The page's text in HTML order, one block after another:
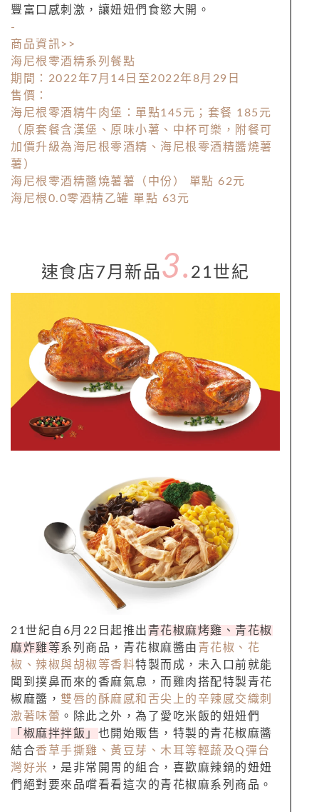
豐富口感刺激，讓妞妞們食慾大開。
-
商品資訊>>
海尼根零酒精系列餐點
期間： 2022年7 月 14 日至2022年8月 29 日
售價：
海尼根零酒精牛肉堡：單點145元；套餐 185元
（原套餐含漢堡、原味小薯、中杯可樂，
附餐可
加價升級為海尼根零酒精、海尼根零酒精醬燒薯
薯）
海尼根零酒精醬燒薯薯（中份） 單點 62元
海尼根0.0零酒精乙罐 單點 63元
速食店7月新品3. 21世紀
21世紀自6月22日起推出 青花椒麻烤雞、青花椒
麻炸雞等系列商品，青花椒麻醬由 青花椒、花
椒、辣椒與胡椒等香料特製而成，未入口前就能
聞到撲鼻而來的香麻氣息，而雞肉搭配特製青花
椒麻醬， 雙唇的酥麻感和舌尖上的辛辣感交織刺
激著味蕾 。除此之外，為了愛吃米飯的妞妞們
「椒麻拌拌飯」 也開始販售，特製的青花椒麻醬
結合香草手撕雞、黃豆芽、木耳等輕蔬及Q彈台
灣好米 ，是非常開胃的組合，喜歡麻辣鍋的妞妞
們絕對要來品嚐看看這次的青花椒麻系列商品。